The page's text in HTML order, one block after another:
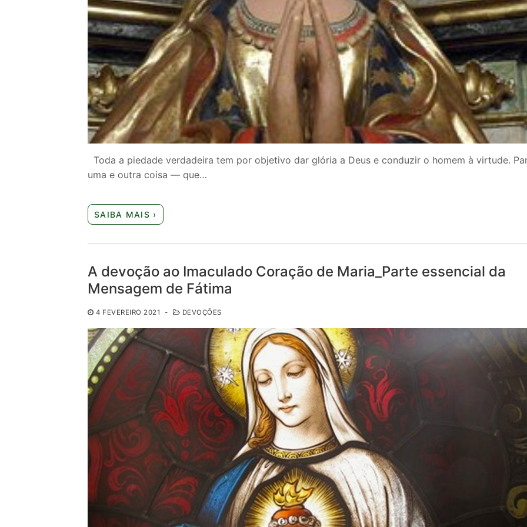
Toda a piedade verdadeira tem por objetivo dar glória a Deus e conduzir o homem à virtude.
uma e outra coisa — que…
SAIBA MAIS ›
A devoção ao Imaculado Coração de Maria_Parte essencial da
Mensagem de Fátima
4 FEVEREIRO 2021 - DEVOÇÕES